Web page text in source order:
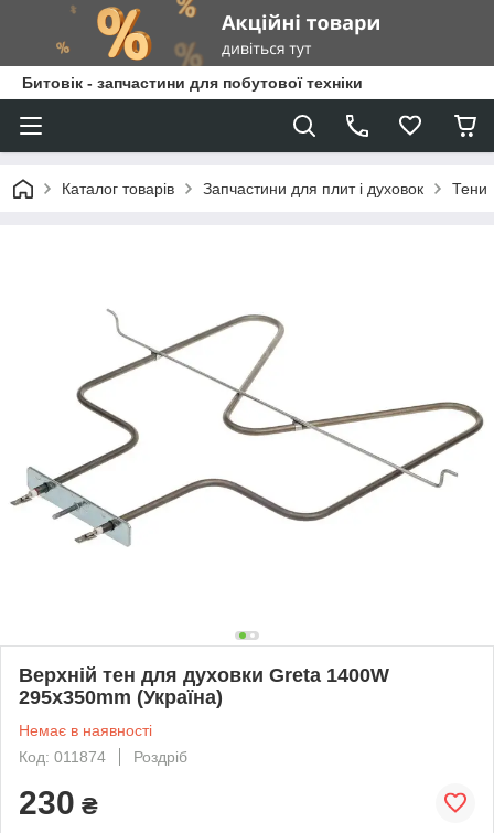
Битовік - запчастини для побутової техніки
Каталог товарів Запчастини для плит і духовок Тени
Верхній тен для духовки Greta 1400W
295x350mm (Україна)
Немає в наявності
Код: 011874
Роздріб
230 ₴